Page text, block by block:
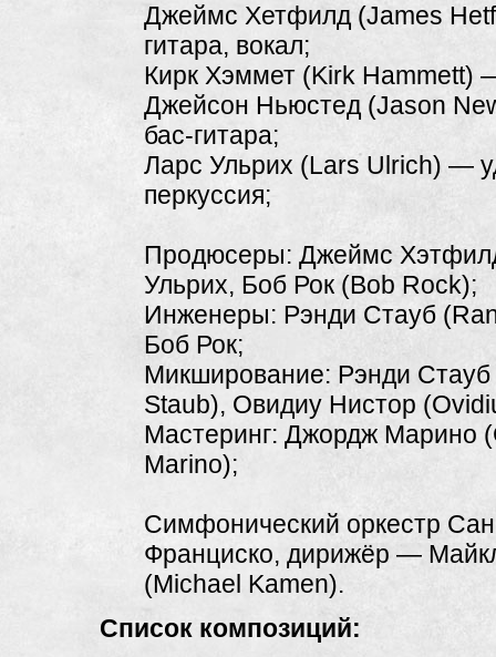
Джеймс Хетфилд (James
гитара, вокал;
Кирк Хэммет (Kirk Hammett)
Джейсон Ньюстед (Jason
бас-гитара;
Ларс Ульрих (Lars Ulrich) —
перкуссия;
Продюсеры: Джеймс
Ульрих, Боб Рок (Bob Rock);
Инженеры: Рэнди Стауб
Боб Рок;
Микширование: Рэнди
Staub), Овидиу Нистор
Мастеринг: Джордж Марино
Marino);
Симфонический оркестр
Франциско, дирижёр —
(Michael Kamen).
Список композиций: